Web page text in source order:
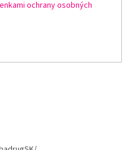
ochrany osobných